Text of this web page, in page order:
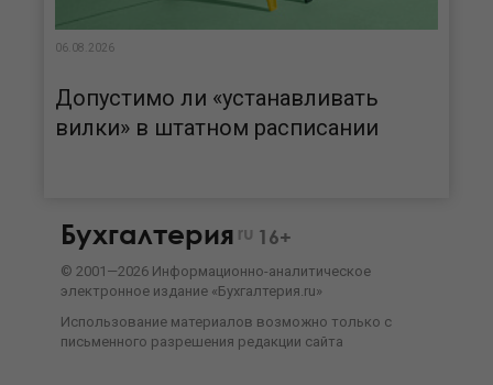
06.08.2026
Допустимо ли «устанавливать
вилки» в штатном расписании
Бухгалтерия ru 16+
© 2001—2026 Информационно-аналитическое
электронное издание «Бухгалтерия.ru»
Использование материалов возможно только с
письменного разрешения редакции сайта